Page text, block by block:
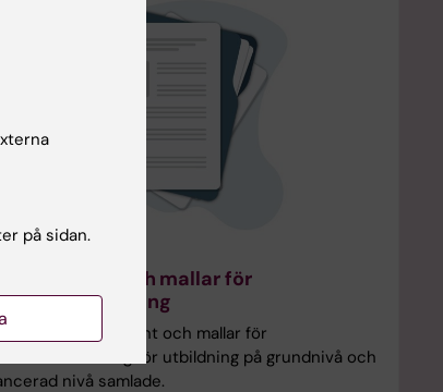
och mallar för
finns styrdokument och mallar för
för utbildning på grundnivå och
nivå samlade.
på sidan.